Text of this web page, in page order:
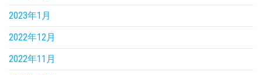
2023年1月
2022年12月
2022年11月